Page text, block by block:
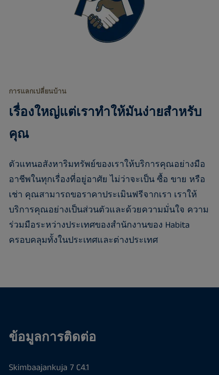
การแลกเปลี่ยนบ้าน
เรื่องใหญ่แต่เราทำให้มันง่ายสำหรับ
คุณ
ตัวแทนอสังหาริมทรัพย์ของเราให้บริการคุณอย่างมือ
อาชีพในทุกเรื่องที่อยู่อาศัย ไม่ว่าจะเป็น ซื้อ ขาย หรือ
เช่า คุณสามารถขอราคาประเมินฟรีจากเรา เราให้
บริการคุณอย่างเป็นส่วนตัวและด้วยความมั่นใจ ความ
ร่วมมือระหว่างประเทศของสำนักงานของ Habita
ครอบคลุมทั้งในประเทศและต่างประเทศ
ข้อมูลการติดต่อ
Skimbaajankuja 7 C4.1